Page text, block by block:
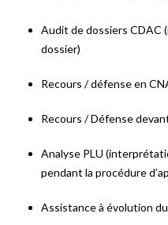
Audit de dossiers CDAC
dossier)
Recours / défense en
Recours / Défense
Analyse PLU
pendant la procédure
Assistance à évolution